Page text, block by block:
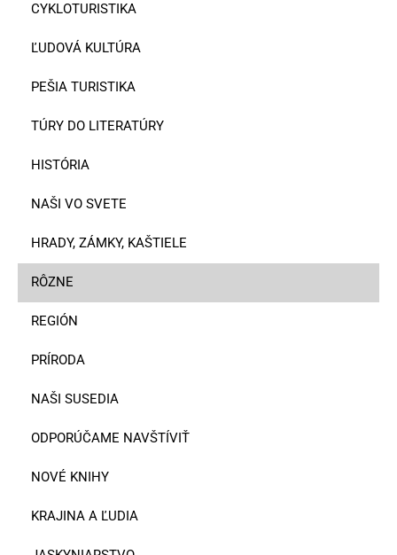
CYKLOTURISTIKA
ĽUDOVÁ KULTÚRA
PEŠIA TURISTIKA
TÚRY DO LITERATÚRY
HISTÓRIA
NAŠI VO SVETE
HRADY, ZÁMKY, KAŠTIELE
RÔZNE
REGIÓN
PRÍRODA
NAŠI SUSEDIA
ODPORÚČAME NAVŠTÍVIŤ
NOVÉ KNIHY
KRAJINA A ĽUDIA